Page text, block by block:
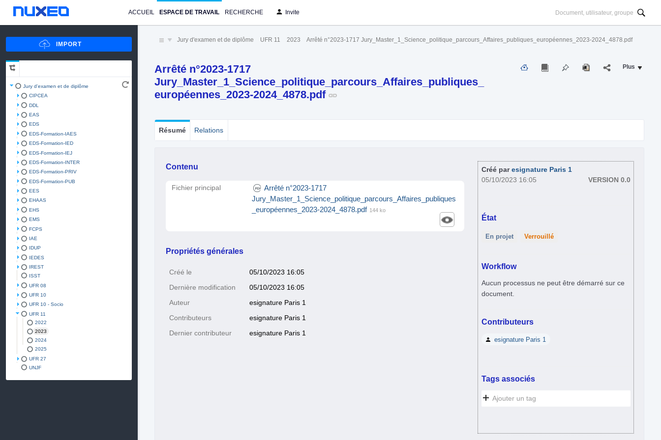
ACCUEIL ESPACE DE TRAVAIL RECHERCHE Invite
Jury d'examen et de diplôme
CIPCEA
DDL
EAS
EDS
EDS-Formation-IAES
EDS-Formation-IED
EDS-Formation-IEJ
EDS-Formation-INTER
EDS-Formation-PRIV
EDS-Formation-PUB
EES
EHAAS
EHS
EMS
FCPS
IAE
IDUP
IEDES
IREST
ISST
UFR 08
UFR 10
UFR 10 - Socio
UFR 11
2022
2023
2024
2025
UFR 27
UNJF
Jury d'examen et de diplôme UFR 11 2023 Arrêté n°2023-1717 Jury_Master_1_Science_politique_parcours_Affaires_publiques_européennes_2023-2024_4878.pdf
Arrêté n°2023-1717
Jury_Master_1_Science_politique_parcours_Affaires_publiques_
européennes_2023-2024_4878.pdf
Plus
Résumé Relations
Contenu
Fichier principal
Arrêté n°2023-1717
Jury_Master_1_Science_politique_parcours_Affaires_publiques
_européennes_2023-2024_4878.pdf 144 ko
Propriétés générales
Créé le 05/10/2023 16:05
Dernière modification 05/10/2023 16:05
Auteur esignature Paris 1
Contributeurs esignature Paris 1
Dernier contributeur esignature Paris 1
Créé paresignature Paris 1
05/10/2023 16:05
VERSION 0.0
État
En projet Verrouillé
Workflow
Aucun processus ne peut être démarré sur ce
document.
Contributeurs
esignature Paris 1
Tags associés